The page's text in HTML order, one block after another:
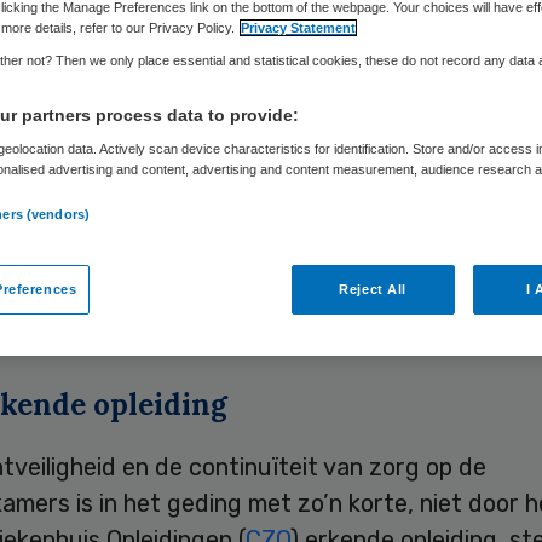
van de Nederlandse Vereniging voor
grote problemen met de verkorte opleiding
is gestart. Het MST wil met de verkorte
opleiding
en de continuïteit van zorg op de
is in het geding met zo’n korte, niet door
the Manage Preferences link on the bottom of the webpage. Your choices will have
details, refer to our Privacy Policy. Privacy Statement
not? Then we only place essential and statistical cookies, these do not record any data
partners process data to provide:
data. Actively scan device characteristics for identification. Store and/or access
advertising and content, advertising and content measurement, audience research
(vendors)
Reject All I